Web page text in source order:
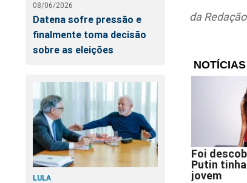
08/06/2026
Datena sofre pressão e
finalmente toma decisão
sobre as eleições
LULA
garantia da
réus, além
cargos
coletivos,
O que dizem
Em nota, a
decisão
da Redação